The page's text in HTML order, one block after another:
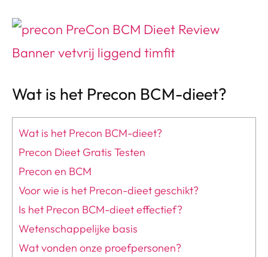
Wat is het Precon BCM-dieet?
Wat is het Precon BCM-dieet?
Precon Dieet Gratis Testen
Precon en BCM
Voor wie is het Precon-dieet geschikt?
Is het Precon BCM-dieet effectief?
Wetenschappelijke basis
Wat vonden onze proefpersonen?